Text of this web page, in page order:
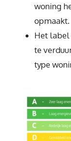
woning
opmaakt.
Het label
te
type